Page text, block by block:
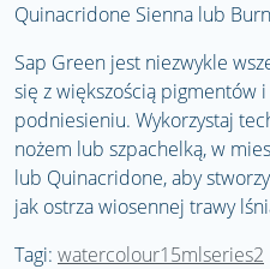
Quinacridone Sienna lub
Sap Green jest niezwykle
się z większością pigmentów
podniesieniu. Wykorzystaj
nożem lub szpachelką, w
lub Quinacridone, aby
jak ostrza wiosennej trawy
Tagi: watercolour15mlseries2